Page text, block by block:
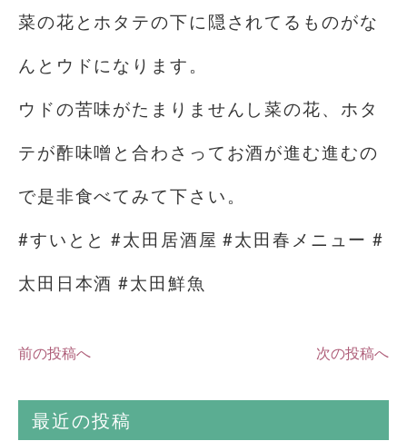
菜の花とホタテの下に隠されてるものがな
んとウドになります。
ウドの苦味がたまりませんし菜の花、ホタ
テが酢味噌と合わさってお酒が進む進むの
で是非食べてみて下さい。
#すいとと #太田居酒屋 #太田春メニュー #
太田日本酒 #太田鮮魚
前の投稿へ 次の投稿へ
最近の投稿